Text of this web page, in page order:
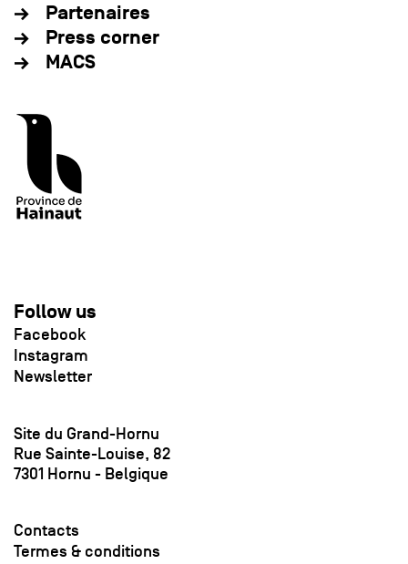
Partenaires
Press corner
MACS
Follow us
Facebook
Instagram
Newsletter
Site du Grand-Hornu
Rue Sainte-Louise, 82
7301 Hornu - Belgique
Contacts
Termes & conditions